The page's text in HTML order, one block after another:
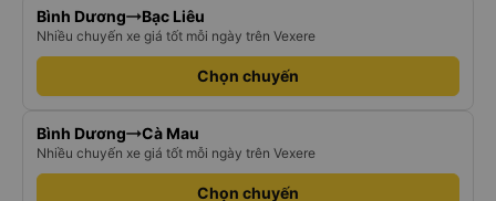
Bình Dương Bạc Liêu
Nhiều chuyến xe giá tốt mỗi ngày trên Vexere
Chọn chuyến
Bình Dương Cà Mau
Nhiều chuyến xe giá tốt mỗi ngày trên Vexere
Chọn chuyến